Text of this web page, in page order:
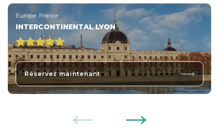
Europe, France
INTERCONTINENTAL LYON
Réservez maintenant